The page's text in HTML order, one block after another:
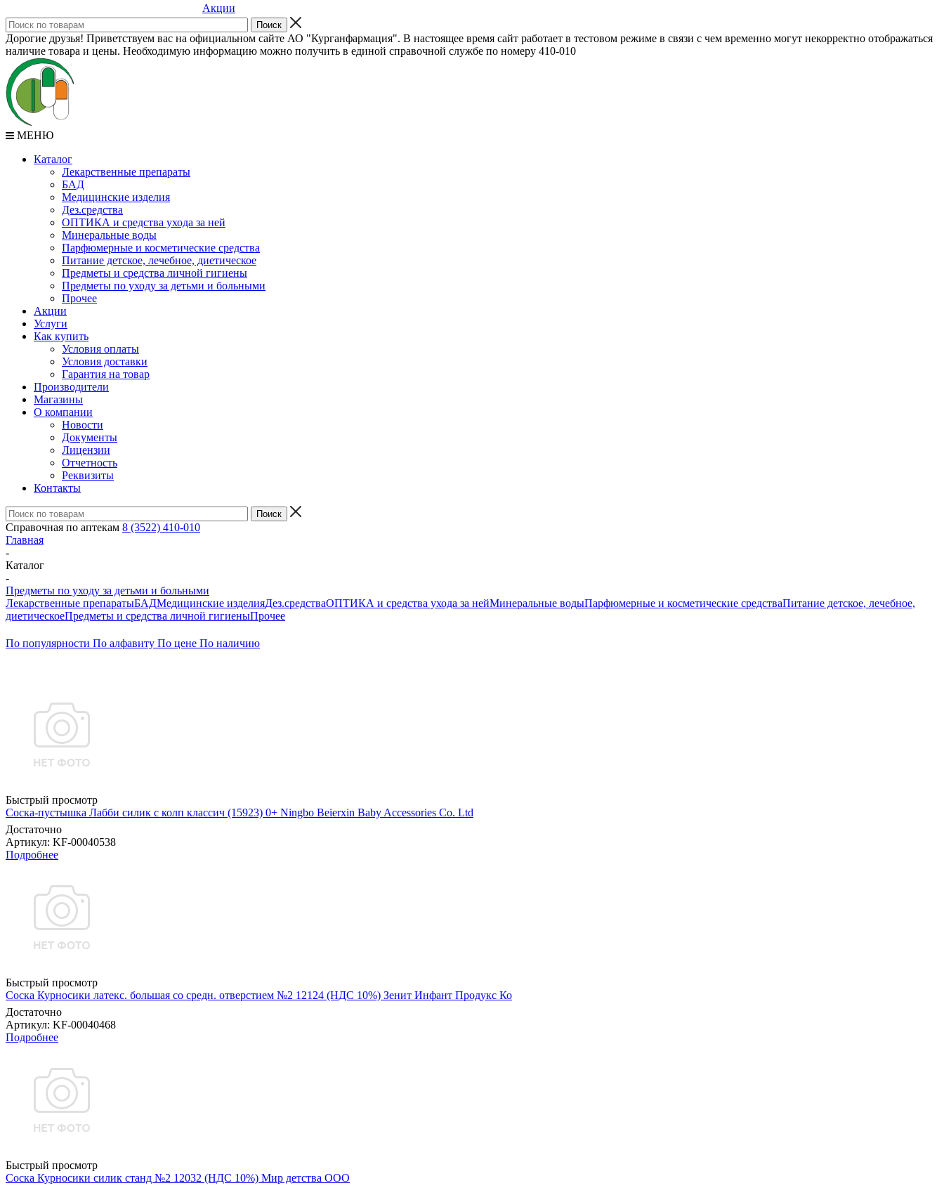
Акции
Дорогие друзья! Приветствуем вас на официальном сайте АО "Курганфармация". В настоящее время сайт работает в тестовом режиме в связи с чем временно могут некорректно отображаться
наличие товара и цены. Необходимую информацию можно получить в единой справочной службе по номеру 410-010
МЕНЮ
Каталог
Лекарственные препараты
БАД
Медицинские изделия
Дез.средства
ОПТИКА и средства ухода за ней
Минеральные воды
Парфюмерные и косметические средства
Питание детское, лечебное, диетическое
Предметы и средства личной гигиены
Предметы по уходу за детьми и больными
Прочее
Акции
Услуги
Как купить
Условия оплаты
Условия доставки
Гарантия на товар
Производители
Магазины
О компании
Новости
Документы
Лицензии
Отчетность
Реквизиты
Контакты
Справочная по аптекам 8 (3522) 410-010
Главная
-
Каталог
-
Предметы по уходу за детьми и больными
Лекарственные препаратыБАДМедицинские изделияДез.средстваОПТИКА и средства ухода за нейМинеральные водыПарфюмерные и косметические средстваПитание детское, лечебное,
диетическоеПредметы и средства личной гигиеныПрочее
По популярности По алфавиту По цене По наличию
Быстрый просмотр
Соска-пустышка Лабби силик с колп классич (15923) 0+ Ningbo Beierxin Baby Accessories Co. Ltd
Достаточно
Артикул: KF-00040538
Подробнее
Быстрый просмотр
Соска Курносики латекс. большая со средн. отверстием №2 12124 (НДС 10%) Зенит Инфант Продукс Ко
Достаточно
Артикул: KF-00040468
Подробнее
Быстрый просмотр
Соска Курносики силик станд №2 12032 (НДС 10%) Мир детства ООО